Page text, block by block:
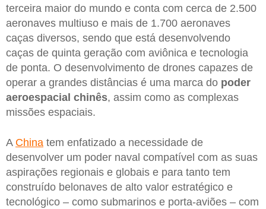
terceira maior do mundo e conta com cerca de 2.500
aeronaves multiuso e mais de 1.700 aeronaves
caças diversos, sendo que está desenvolvendo
caças de quinta geração com aviônica e tecnologia
de ponta. O desenvolvimento de drones capazes de
operar a grandes distâncias é uma marca do poder
aeroespacial chinês, assim como as complexas
missões espaciais.
A China tem enfatizado a necessidade de
desenvolver um poder naval compatível com as suas
aspirações regionais e globais e para tanto tem
construído belonaves de alto valor estratégico e
tecnológico – como submarinos e porta-aviões – com